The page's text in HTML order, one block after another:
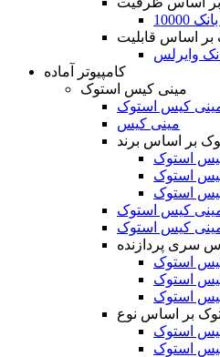
10000
بر اساس قابلیت
وایرلس
کامپیوتر آماده
مینی کیس استوک
مینی کیس
بر اساس برند
سری پردازنده
بر اساس نوع